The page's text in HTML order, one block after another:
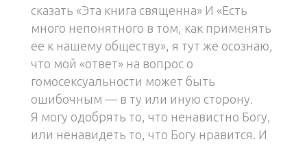
сказать «Эта книга священна» И «Есть
много непонятного в том, как применять
ее к нашему обществу», я тут же осознаю,
что мой «ответ» на вопрос о
гомосексуальности может быть
ошибочным — в ту или иную сторону.
Я могу одобрять то, что ненавистно Богу,
или ненавидеть то, что Богу нравится. И